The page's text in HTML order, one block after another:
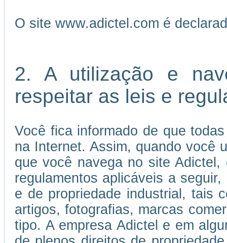
O site www.adictel.com é
2. A utilização e
respeitar as leis e
Você fica informado de que
na Internet. Assim, quando você
que você navega no site
regulamentos aplicáveis a
e de propriedade industrial, tais
artigos, fotografias, marcas
tipo. A empresa Adictel e em